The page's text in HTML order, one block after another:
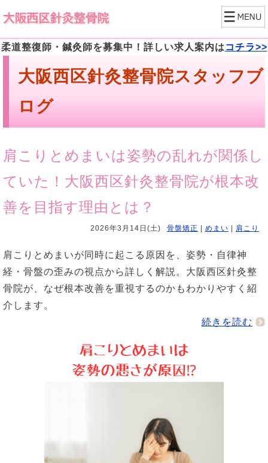
柔道整復師・鍼灸師を募集中！詳しい求人案内は コチラ>>
大阪西区針灸整骨院スタッフブ
ログ
肩こりとめまいは姿勢の乱れが関係し
ていた！大阪西区針灸整骨院が根本改
善を目指す理由とは？
2026年3月14日(土) 骨盤矯正 めまい 肩こり
肩こりとめまいが同時に起こる原因を、姿勢・自律神
経・骨盤の歪みの視点から詳しく解説。大阪西区針灸整
骨院が、なぜ根本改善を重視するのかもわかりやすく紹
介します。
続きを読む